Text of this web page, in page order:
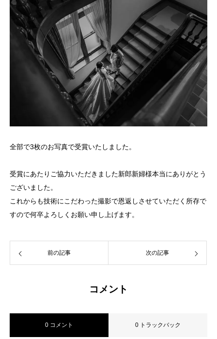
全部で3枚のお写真で受賞いたしました。
受賞にあたりご協力いただきました新郎新婦様本当にありがとう
ございました。
これからも技術にこだわった撮影で恩返しさせていただく所存で
すので何卒よろしくお願い申し上げます。
前の記事 次の記事
コメント
0 コメント 0 トラックバック